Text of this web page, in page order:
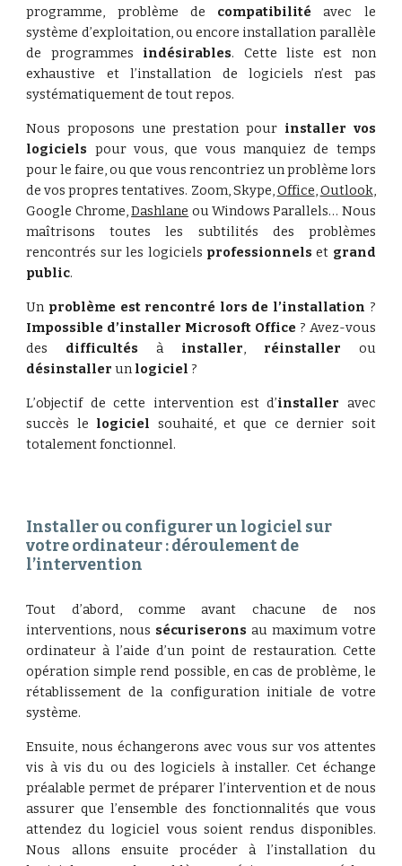
programme, problème de compatibilité avec le
système d’exploitation, ou encore installation parallèle
de programmes indésirables. Cette liste est non
exhaustive et l’installation de logiciels n’est pas
systématiquement de tout repos.
Nous proposons une prestation pour installer vos
logiciels pour vous, que vous manquiez de temps
pour le faire, ou que vous rencontriez un problème lors
de vos propres tentatives. Zoom, Skype,Office,Outlook,
Google Chrome,Dashlane ou Windows Parallels… Nous
maîtrisons toutes les subtilités des problèmes
rencontrés sur les logiciels professionnels et grand
public.
Un problème est rencontré lors de l’installation ?
Impossible d’installer Microsoft Office ? Avez-vous
des difficultésà installer, réinstaller ou
désinstallerun logiciel?
L’objectif de cette intervention est d’installer avec
succès le logiciel souhaité, et que ce dernier soit
totalement fonctionnel.
Installer ou configurer un logiciel sur
votre ordinateur : déroulement de
l’intervention
Tout d’abord, comme avant chacune de nos
interventions, nous sécuriserons au maximum votre
ordinateur à l’aide d’un point de restauration. Cette
opération simple rend possible, en cas de problème, le
rétablissement de la configuration initiale de votre
système.
Ensuite,nous échangerons avec vous sur vos attentes
vis à vis du ou des logiciels à installer. Cet échange
préalable permet de préparer l’intervention et de nous
assurer que l’ensemble des fonctionnalités que vous
attendez du logiciel vous soient rendus disponibles.
Nous allons ensuite procéder à l’installation du